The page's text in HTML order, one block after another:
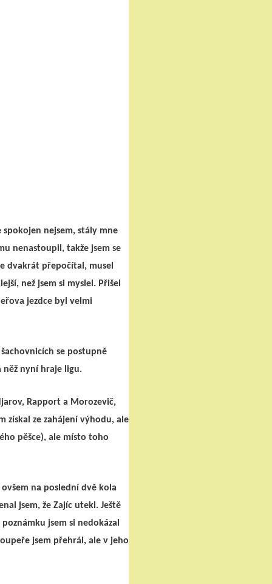
nejsem, stály mne
nenastoupil, takže jsem se
dvakrát přepočítal, musel
než jsem si myslel. Přišel
jezdce byl velmi
se postupně
něž nyní hraje ligu.
Rapport a Morozevič,
získal ze zahájení výhodu, ale
pěšce), ale místo toho
na poslední dvě kola
jsem, že Zajíc utekl. Ještě
jsem si nedokázal
jsem přehrál, ale v jeho